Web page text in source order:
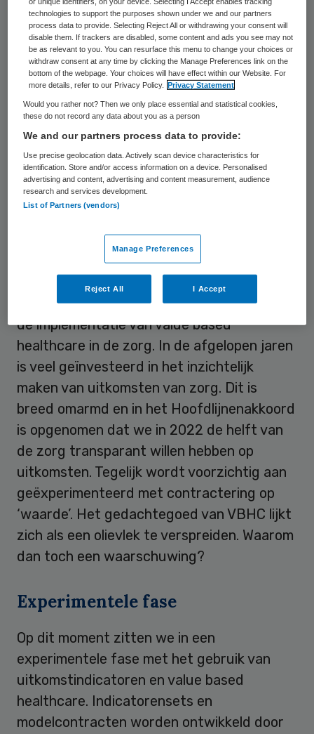
dat VBHC zoveel enthousiasme weet te
genereren, is dat het dicht bij de dagelijkse
praktijk van zorgprofessionals blijft. Zorgen
we als team goed voor onze patiënten? En
wat kunnen we doen om te verbeteren?
Het legt de regie en verantwoordelijkheid
voor kwaliteitsverbetering in ziekenhuizen
weer veel sterker bij artsen en
verpleegkundigen. Maar het reële risico is
dat die regie in de komende jaren keihard en
Waarschuwing
We komen in een nieuwe fase terecht met
de implementatie van value based
healthcare in de zorg. In de afgelopen jaren
is veel geïnvesteerd in het inzichtelijk
maken van uitkomsten van zorg. Dit is
breed omarmd en in het Hoofdlijnenakkoord
is opgenomen dat we in 2022 de helft van
de zorg transparant willen hebben op
uitkomsten. Tegelijk wordt voorzichtig aan
geëxperimenteerd met contractering op
‘waarde’. Het gedachtegoed van VBHC lijkt
zich als een olievlek te verspreiden. Waarom
dan toch een waarschuwing?
Experimentele fase
Op dit moment zitten we in een
experimentele fase met het gebruik van
uitkomstindicatoren en value based
healthcare. Indicatorensets en
modelcontracten worden ontwikkeld door
technologies to support the purposes shown under we and our partners
process data to provide. Selecting Reject All or withdrawing your consent will
disable them. If trackers are disabled, some content and ads you see may not
be as relevant to you. You can resurface this menu to change your choices or
withdraw consent at any time by clicking the Manage Preferences link on the
bottom of the webpage. Your choices will have effect within our Website. For
more details, refer to our Privacy Policy.
Privacy Statement
Would you rather not? Then we only place essential and statistical cookies,
these do not record any data about you as a person
We and our partners process data to provide:
Use precise geolocation data. Actively scan device characteristics for
identification. Store and/or access information on a device. Personalised
advertising and content, advertising and content measurement, audience
research and services development.
List of Partners (vendors)
Manage Preferences
Reject All I Accept